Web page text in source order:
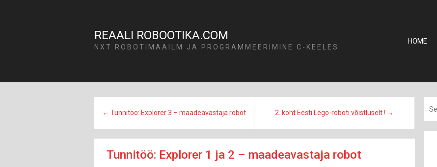
REAALI ROBOOTIKA.COM
NXT ROBOTIMAAILM JA PROGRAMMEERIMINE C-KEELES
HOME
← Tunnitöö: Explorer 3 – maadeavastaja robot 2. koht Eesti Lego-roboti võistluselt ! →
Tunnitöö: Explorer 1 ja 2 – maadeavastaja robot